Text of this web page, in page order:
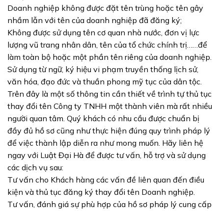
Doanh nghiệp không được đặt tên trùng hoặc tên gây
nhầm lẫn với tên của doanh nghiệp đã đăng ký;
Không được sử dụng tên cơ quan nhà nước, đơn vị lực
lượng vũ trang nhân dân, tên của tổ chức chính trị……để
làm toàn bộ hoặc một phần tên riêng của doanh nghiệp.
Sử dụng từ ngữ, ký hiệu vi phạm truyền thống lịch sử,
văn hóa, đạo đức và thuần phong mỹ tục của dân tộc.
Trên đây là một số thông tin cần thiết về trình tự thủ tục
thay đổi tên Công ty TNHH một thành viên mà rất nhiều
người quan tâm. Quý khách có nhu cầu được chuẩn bị
đầy đủ hồ sơ cũng như thực hiện đúng quy trình pháp lý
để việc thành lập diễn ra như mong muốn. Hãy liên hệ
ngay với Luật Đại Hà để được tư vấn, hỗ trợ và sử dụng
các dịch vụ sau:
Tư vấn cho Khách hàng các vấn đề liên quan đến điều
kiện và thủ tục đăng ký thay đổi tên Doanh nghiệp.
Tư vấn, đánh giá sự phù hợp của hồ sơ pháp lý cung cấp